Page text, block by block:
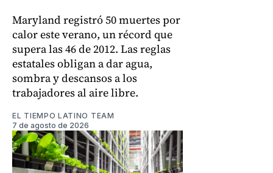
Maryland registró 50 muertes por
calor este verano, un récord que
supera las 46 de 2012. Las reglas
estatales obligan a dar agua,
sombra y descansos a los
trabajadores al aire libre.
EL TIEMPO LATINO TEAM
7 de agosto de 2026